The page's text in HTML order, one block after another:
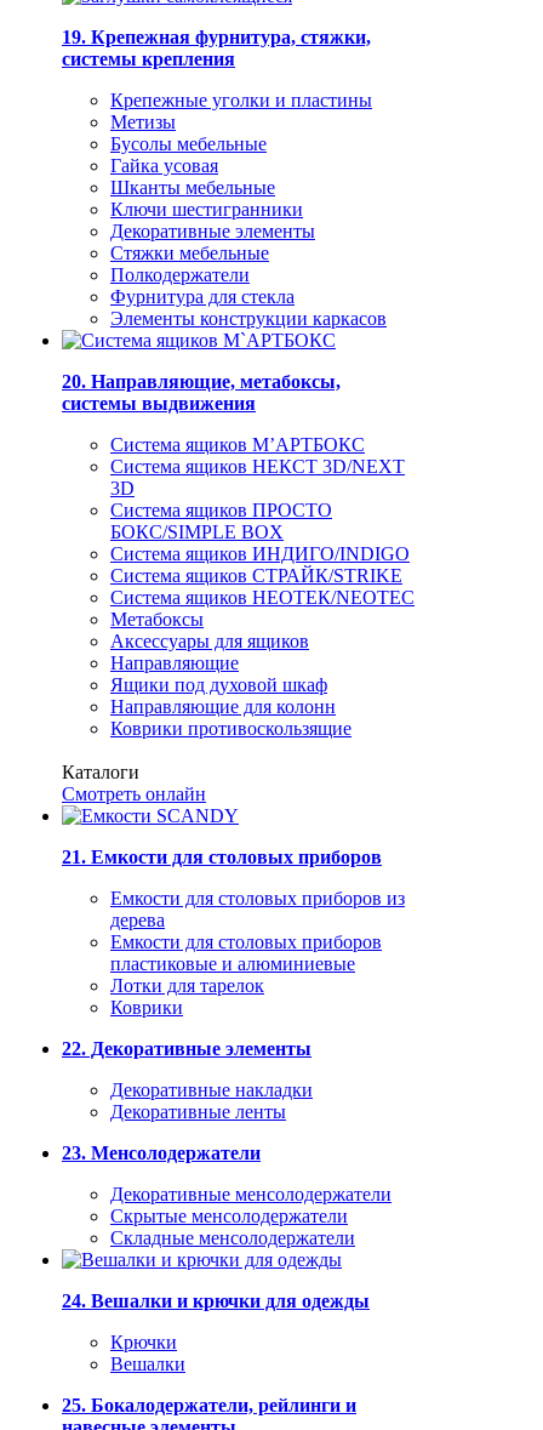
19. Крепежная фурнитура, стяжки,
системы крепления
Крепежные уголки и пластины
Метизы
Бусолы мебельные
Гайка усовая
Шканты мебельные
Ключи шестигранники
Декоративные элементы
Стяжки мебельные
Полкодержатели
Фурнитура для стекла
Элементы конструкции каркасов
20. Направляющие, метабоксы,
системы выдвижения
Система ящиков М’АРТБОКС
Система ящиков НЕКСТ 3D/NEXT
3D
Система ящиков ПРОСТО
БОКС/SIMPLE BOX
Система ящиков ИНДИГО/INDIGO
Система ящиков СТРАЙК/STRIKE
Система ящиков НЕОТЕК/NEOTEC
Метабоксы
Аксессуары для ящиков
Направляющие
Ящики под духовой шкаф
Направляющие для колонн
Коврики противоскользящие
Каталоги
Смотреть онлайн
21. Емкости для столовых приборов
Емкости для столовых приборов из
дерева
Емкости для столовых приборов
пластиковые и алюминиевые
Лотки для тарелок
Коврики
22. Декоративные элементы
Декоративные накладки
Декоративные ленты
23. Менсолодержатели
Декоративные менсолодержатели
Скрытые менсолодержатели
Складные менсолодержатели
24. Вешалки и крючки для одежды
Крючки
Вешалки
25. Бокалодержатели, рейлинги и